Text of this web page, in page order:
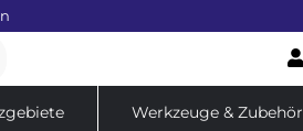
Werkzeuge & Zubehör